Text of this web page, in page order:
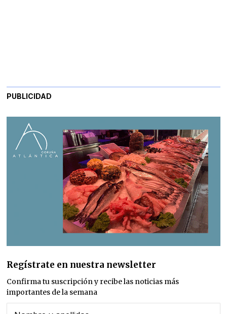
PUBLICIDAD
Regístrate en nuestra newsletter
Confirma tu suscripción y recibe las noticias más
importantes de la semana